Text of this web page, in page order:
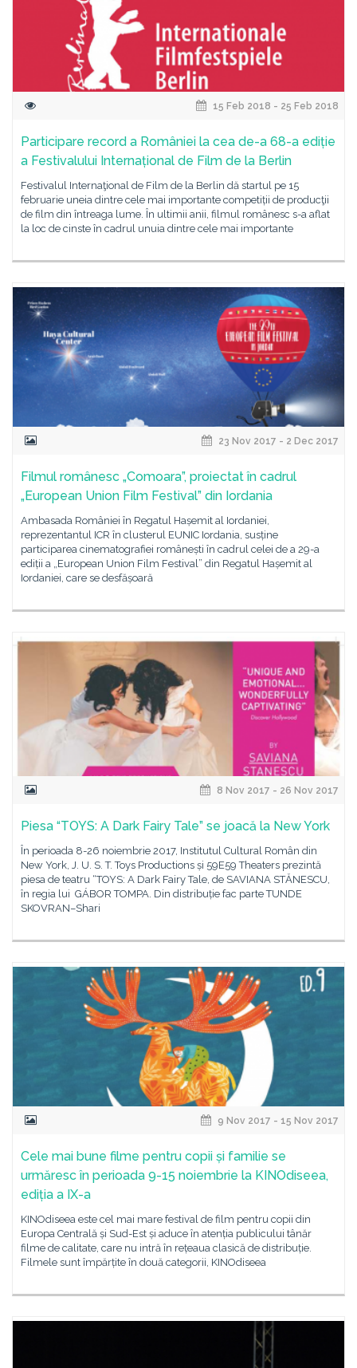
15 Feb 2018 - 25 Feb 2018
Participare record a României la cea de-a 68-a ediție
a Festivalului Internațional de Film de la Berlin
Festivalul Internaţional de Film de la Berlin dă startul pe 15
februarie uneia dintre cele mai importante competiții de producţii
de film din întreaga lume. În ultimii anii, filmul românesc s-a aflat
la loc de cinste în cadrul unuia dintre cele mai importante
23 Nov 2017 - 2 Dec 2017
Filmul românesc „Comoara”, proiectat în cadrul
„European Union Film Festival” din Iordania
Ambasada României în Regatul Hașemit al Iordaniei,
reprezentantul ICR în clusterul EUNIC Iordania, susține
participarea cinematografiei românești în cadrul celei de a 29-a
ediții a „European Union Film Festival” din Regatul Hașemit al
Iordaniei, care se desfășoară
8 Nov 2017 - 26 Nov 2017
Piesa “TOYS: A Dark Fairy Tale” se joacă la New York
În perioada 8-26 noiembrie 2017, Institutul Cultural Român din
New York, J. U. S. T. Toys Productions și 59E59 Theaters prezintă
piesa de teatru “TOYS: A Dark Fairy Tale, de SAVIANA STĂNESCU,
în regia lui GÁBOR TOMPA. Din distribuție fac parte TUNDE
SKOVRAN–Shari
9 Nov 2017 - 15 Nov 2017
Cele mai bune filme pentru copii și familie se
urmăresc în perioada 9-15 noiembrie la KINOdiseea,
ediția a IX-a
KINOdiseea este cel mai mare festival de film pentru copii din
Europa Centrală și Sud-Est și aduce în atenția publicului tânăr
filme de calitate, care nu intră în rețeaua clasică de distribuție.
Filmele sunt împărțite în două categorii, KINOdiseea